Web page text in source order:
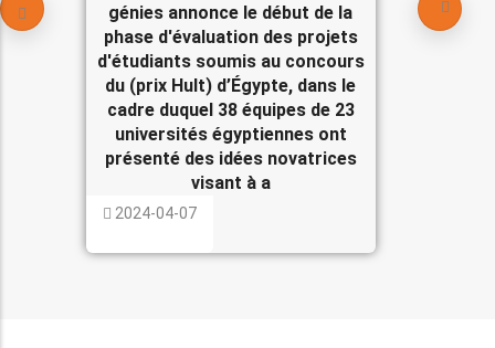
génies annonce le début de la
phase d'évaluation des projets
d'étudiants soumis au concours
du (prix Hult) d’Égypte, dans le
cadre duquel 38 équipes de 23
universités égyptiennes ont
présenté des idées novatrices
visant à a
2024-04-07